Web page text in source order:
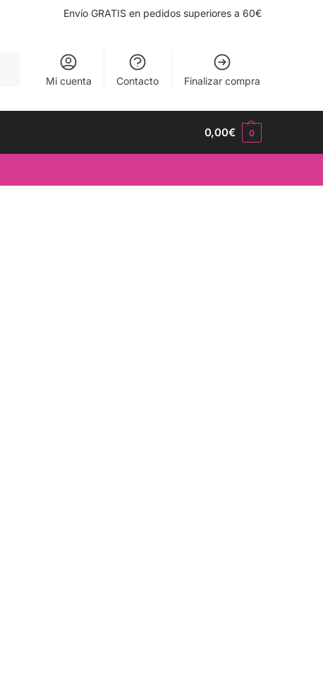
Envío GRATIS en pedidos superiores a 60€
Mi cuenta Contacto Finalizar compra
0,00€ 0